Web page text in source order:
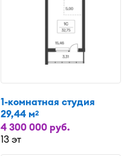
1-комнатная студия
29,44 м2
4 300 000 руб.
13 эт